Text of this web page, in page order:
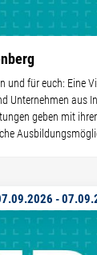
und für euch: Eine
Unternehmen aus
geben mit
-